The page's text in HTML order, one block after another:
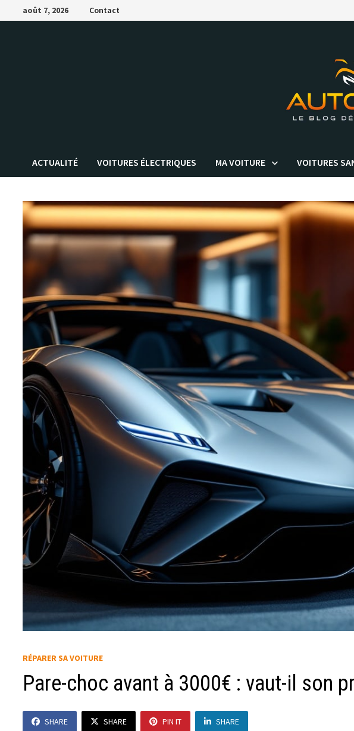
Passer
au
août 7, 2026 Contact
ACTUALITÉ VOITURES ÉLECTRIQUES MA VOITURE VOITURES
RÉPARER SA VOITURE
Pare-choc avant à 3000€ : vaut-il son
SHARE SHARE PIN IT SHARE